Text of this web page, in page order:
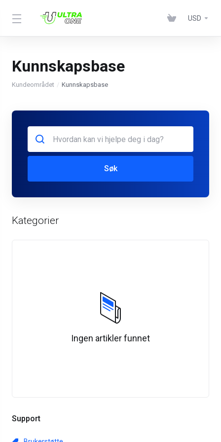
USD
Kunnskapsbase
Kundeområdet Kunnskapsbase
Support
Søk
Kategorier
Ingen artikler funnet